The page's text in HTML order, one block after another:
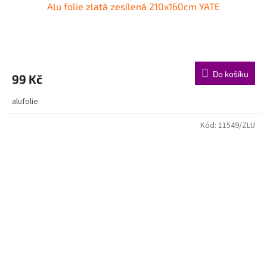
Alu folie zlatá zesílená 210x160cm YATE
99 Kč Do košíku
alufolie
Kód: 11549/ZLU